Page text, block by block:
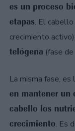
es un proceso
etapas. El
crecimiento activo),
telógena (fase
La misma fase,
en mantener un
cabello los
crecimiento. Es